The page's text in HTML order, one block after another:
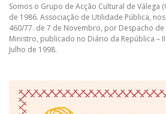
Somos o Grupo de Acção Cultural de Válega
de 1986. Associação de Utilidade Pública,
460/77. de 7 de Novembro, por Despacho de
Ministro, publicado no Diário da República – II
Julho de 1998.